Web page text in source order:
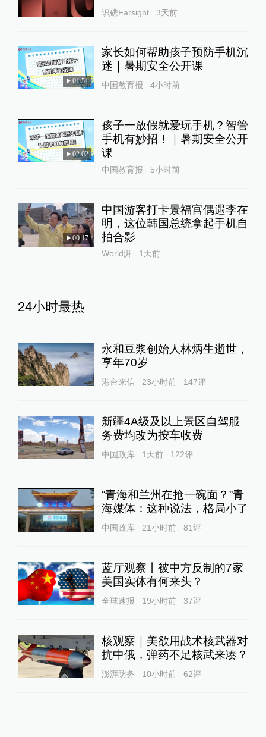
识礁Farsight 3天前
01:51
家长如何帮助孩子预防手机沉
迷｜暑期安全公开课
中国教育报 4小时前
02:02
孩子一放假就爱玩手机？智管
手机有妙招！｜暑期安全公开
课
中国教育报 5小时前
00:17
中国游客打卡景福宫偶遇李在
明，这位韩国总统拿起手机自
拍合影
World湃 1天前
24小时最热
永和豆浆创始人林炳生逝世，
享年70岁
港台来信 23小时前 147评
新疆4A级及以上景区自驾服
务费均改为按车收费
中国政库 1天前 122评
“青海和兰州在抢一碗面？”青
海媒体：这种说法，格局小了
中国政库 21小时前 81评
蓝厅观察丨被中方反制的7家
美国实体有何来头？
全球速报 19小时前 37评
核观察｜美欲用战术核武器对
抗中俄，弹药不足核武来凑？
澎湃防务 10小时前 62评